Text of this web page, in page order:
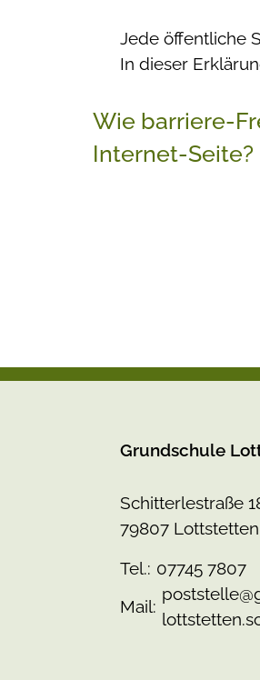
Jede öffentliche
In dieser
Wie barriere-
Internet-Seite?
Grundschule
Schitterlestraße
79807 Lottstetten
Tel.: 07745 7807
Mail: